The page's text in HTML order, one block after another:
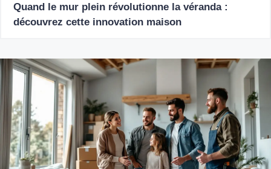
Quand le mur plein révolutionne la véranda :
découvrez cette innovation maison